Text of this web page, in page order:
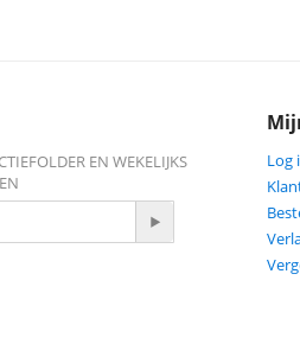
EN WEKELIJKS
Log